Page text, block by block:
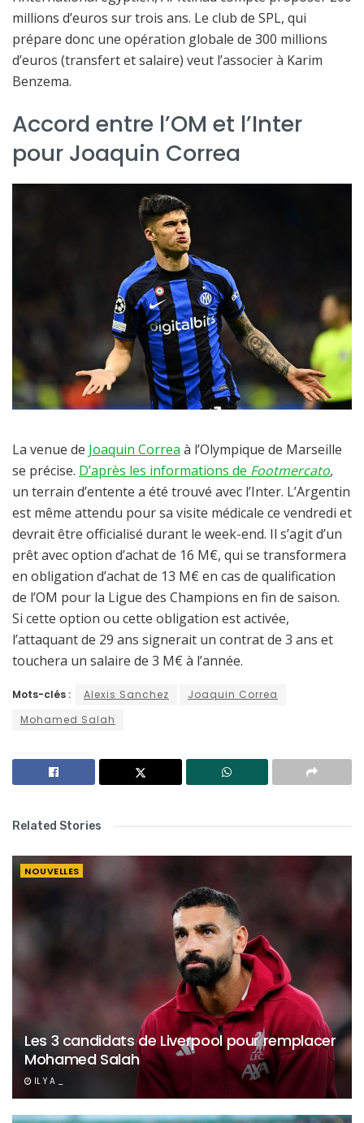
millions d’euros sur trois ans. Le club de SPL, qui
prépare donc une opération globale de 300 millions
d’euros (transfert et salaire) veut l’associer à Karim
Benzema.
Accord entre l’OM et l’Inter
pour Joaquin Correa
La venue de Joaquin Correa à l’Olympique de Marseille
se précise. D’après les informations de Footmercato,
un terrain d’entente a été trouvé avec l’Inter. L’Argentin
est même attendu pour sa visite médicale ce vendredi et
devrait être officialisé durant le week-end. Il s’agit d’un
prêt avec option d’achat de 16 M€, qui se transformera
en obligation d’achat de 13 M€ en cas de qualification
de l’OM pour la Ligue des Champions en fin de saison.
Si cette option ou cette obligation est activée,
l’attaquant de 29 ans signerait un contrat de 3 ans et
touchera un salaire de 3 M€ à l’année.
Mots-clés : Alexis Sanchez
Joaquin Correa
Mohamed Salah
Related Stories
NOUVELLES
Les 3 candidats de Liverpool pour remplacer
Mohamed Salah
IL Y A _